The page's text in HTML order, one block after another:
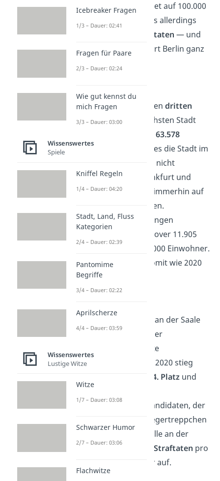
Berlin. Umgerechnet auf 100.000
Einwohner sind das allerdings
ganze 12.622 Straftaten— und
somit sitzt Frankfurt Berlin ganz
Hannover
Hannover belegt dendritten
Platzder gefährlichsten Stadt
Deutschlands. Mit63.578
Straftaten
schafft es die Stadt im
deutschen Norden nicht
annähernd an Frankfurt und
Berlin heran, aber immerhin auf
das Siegertreppchen.
Umgerechnet begingen
Menschen in Hannover 11.905
Vergehen auf 100.000 Einwohner.
Hannover bleibt somit wie 2020
auf Platz 3.
2019 belegte Halle an der Saale
noch den 6. Platz der
kriminellsten Städte
Deutschlands. Seit 2020 stieg
4. Platz und
beobachtenden
Kandidaten, der
aufs unbeliebte Siegertreppchen
hüpfen könnte. Halle an der
Saale weist
11.577 Straftaten pro
100.000 Einwohner auf.
Icebreaker Fragen
1/3 – Dauer: 02:41
Fragen für Paare
2/3 – Dauer: 02:24
Wie gut kennst du
mich Fragen
3/3 – Dauer: 03:00
Wissenswertes
Spiele
Kniffel Regeln
1/4 – Dauer: 04:20
Stadt, Land, Fluss
Kategorien
2/4 – Dauer: 02:39
Pantomime
Begriffe
3/4 – Dauer: 02:22
Aprilscherze
4/4 – Dauer: 03:59
Wissenswertes
Lustige Witze
Witze
1/7 – Dauer: 03:08
Schwarzer Humor
2/7 – Dauer: 03:06
Flachwitze